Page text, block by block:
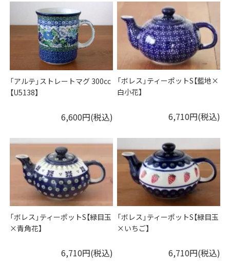
「アルテ」ストレートマグ 300cc
【U5138】
6,600円(税込)
「ボレス」ティーポットS【藍地×
白小花】
6,710円(税込)
「ボレス」ティーポットS【緑目玉
×青角花】
6,710円(税込)
「ボレス」ティーポットS【緑目玉
×いちご】
6,710円(税込)